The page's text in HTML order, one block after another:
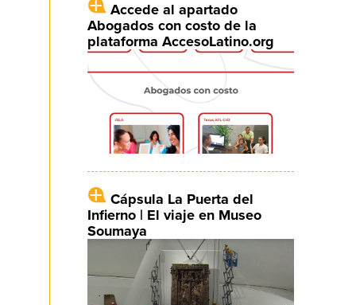
Accede al apartado
Abogados con costo de la
plataforma AccesoLatino.org
Cápsula La Puerta del
Infierno | El viaje en Museo
Soumaya